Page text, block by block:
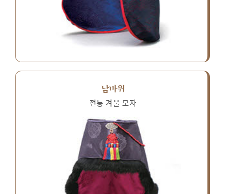
남바위
전통 겨울 모자